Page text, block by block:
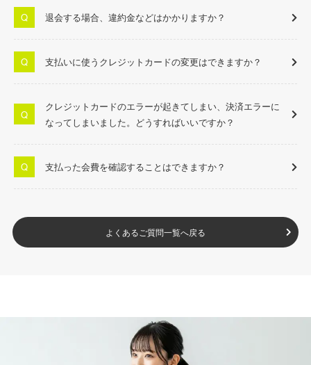
退会する場合、違約金などはかかりますか？
支払いに使うクレジットカードの変更はできますか？
クレジットカードのエラーが起きてしまい、決済エラーに
なってしまいました。どうすればいいですか？
支払った会費を確認することはできますか？
よくあるご質問一覧へ戻る